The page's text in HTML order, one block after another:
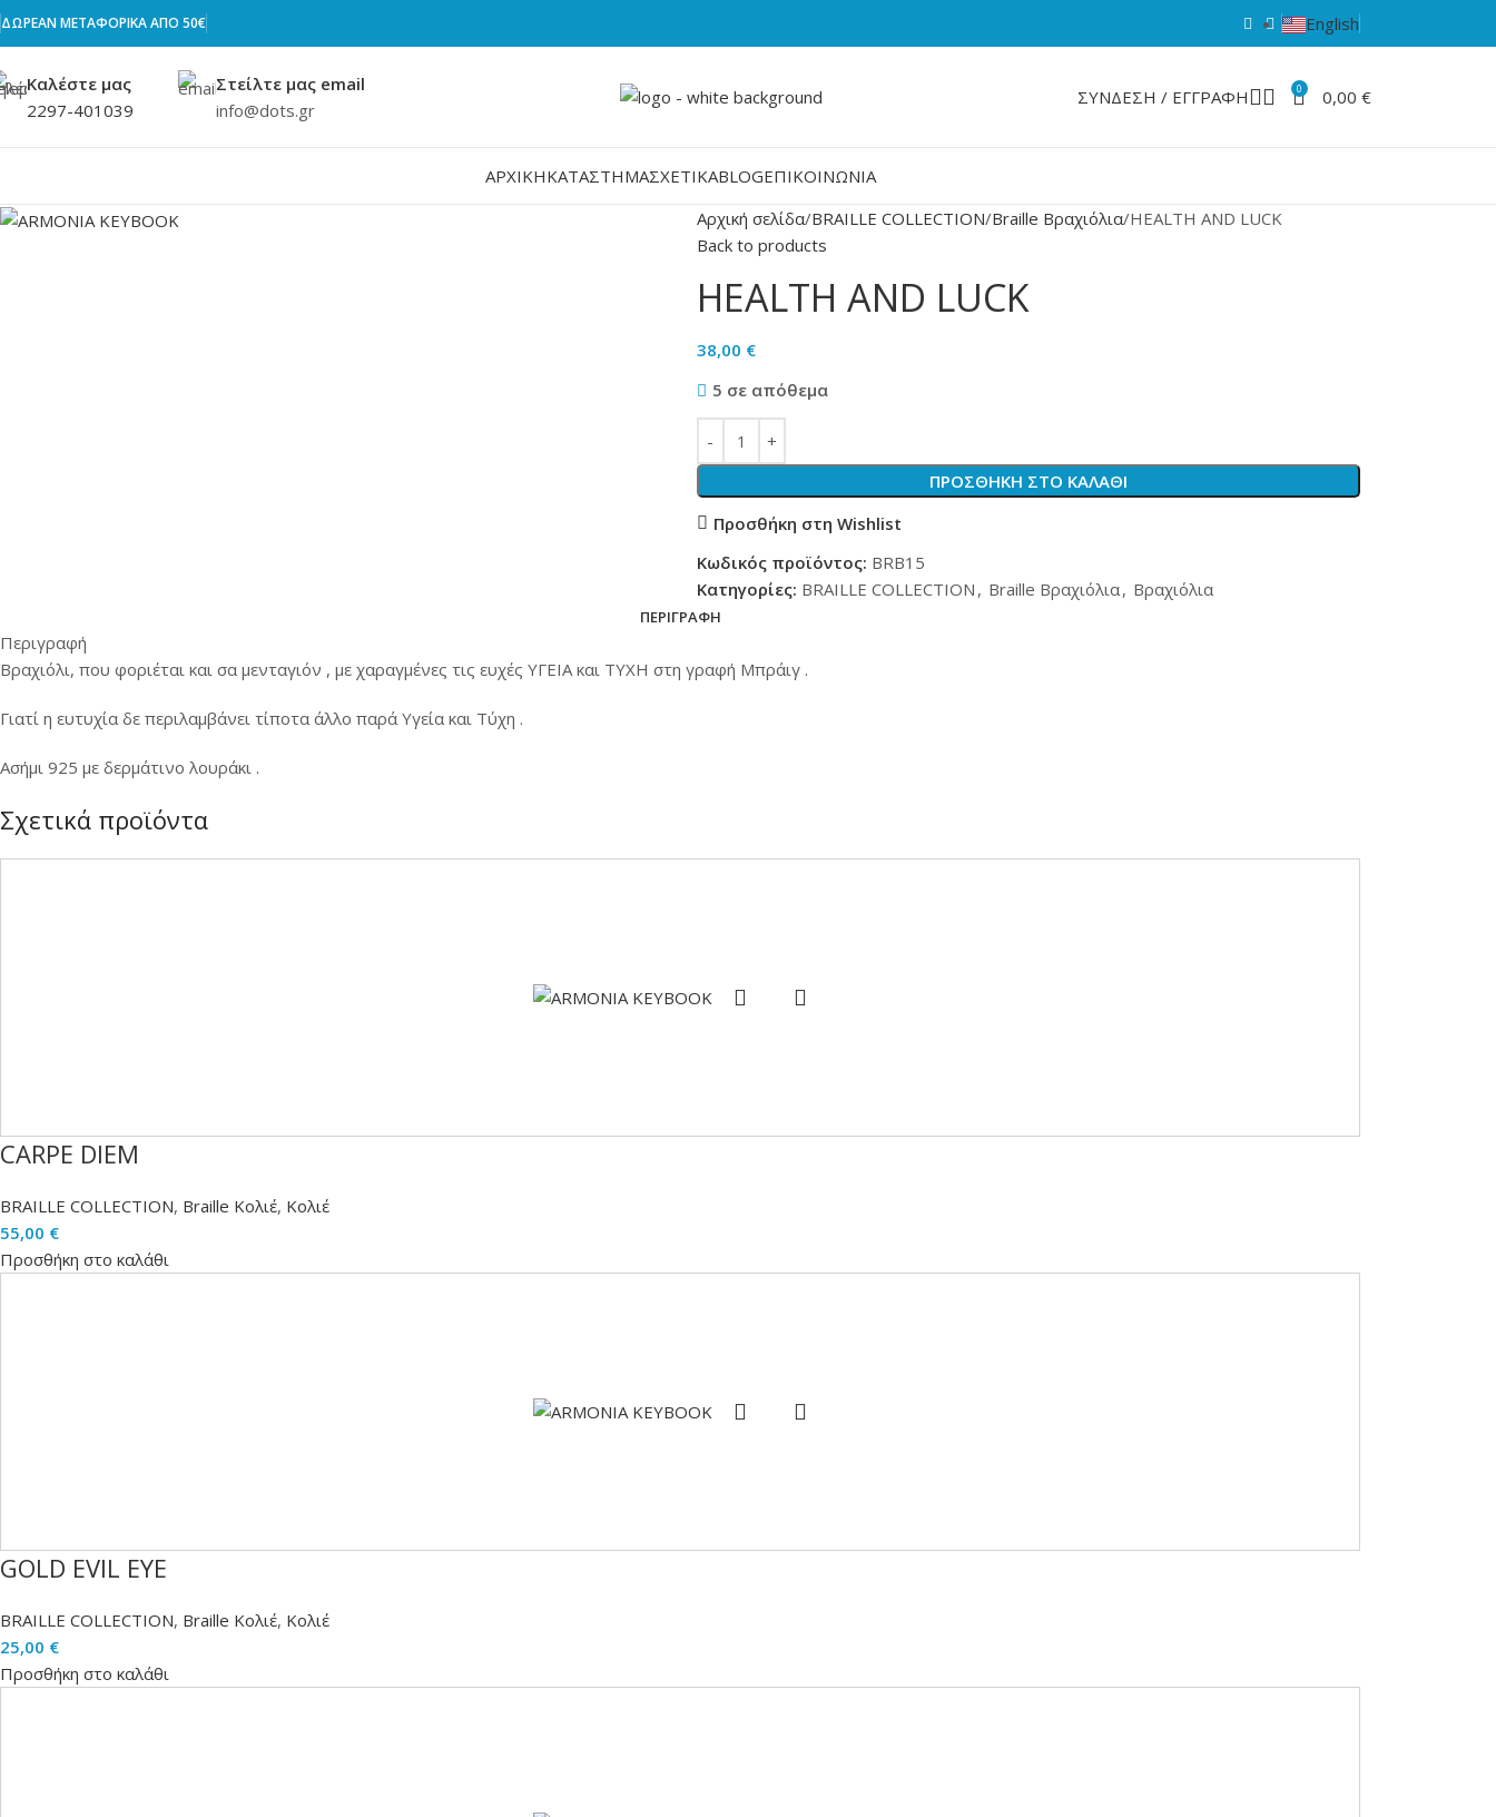
ΔΩΡΕΑΝ ΜΕΤΑΦΟΡΙΚΑ ΑΠΟ 50€ English
Καλέστε μας
2297-401039
Στείλτε μας email
info@dots.gr
ΣΎΝΔΕΣΗ / ΕΓΓΡΑΦΉ 0 0,00 €
ΑΡΧΙΚΉΚΑΤΆΣΤΗΜΑΣΧΕΤΙΚΆBLOGΕΠΙΚΟΙΝΩΝΊΑ
Αρχική σελίδα BRAILLE COLLECTION Braille Βραχιόλια HEALTH AND LUCK
Back to products
HEALTH AND LUCK
38,00 €
5 σε απόθεμα
ΠΡΟΣΘΉΚΗ ΣΤΟ ΚΑΛΆΘΙ
Προσθήκη στη Wishlist
Κωδικός προϊόντος: BRB15
Κατηγορίες: BRAILLE COLLECTION , Braille Βραχιόλια, Βραχιόλια
ΠΕΡΙΓΡΑΦΉ
Περιγραφή
Bραχιόλι, που φοριέται και σα μενταγιόν , με χαραγμένες τις ευχές ΥΓΕΙΑ και ΤΥΧΗ στη γραφή Μπράιγ .
Γιατί η ευτυχία δε περιλαμβάνει τίποτα άλλο παρά Υγεία και Τύχη .
Ασήμι 925 με δερμάτινο λουράκι .
Σχετικά προϊόντα
CARPE DIEM
BRAILLE COLLECTION, Braille Κολιέ, Κολιέ
55,00 €
Προσθήκη στο καλάθι
GOLD EVIL EYE
BRAILLE COLLECTION, Braille Κολιέ, Κολιέ
25,00 €
Προσθήκη στο καλάθι